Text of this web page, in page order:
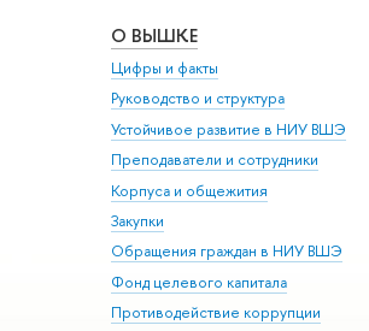
О ВЫШКЕ
Цифры и факты
Руководство и структура
Устойчивое развитие в НИУ ВШЭ
Преподаватели и сотрудники
Корпуса и общежития
Закупки
Обращения граждан в НИУ ВШЭ
Фонд целевого капитала
Противодействие коррупции